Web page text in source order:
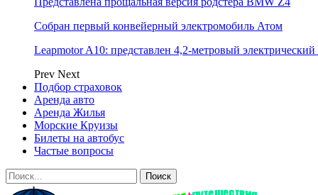
Собран первый конвейерный электромобиль Атом
Leapmotor A10: представлен 4,2-метровый
Prev Next
Подбор страховок
Аренда авто
Аренда Жилья
Морские Круизы
Билеты на автобус
Частые вопросы